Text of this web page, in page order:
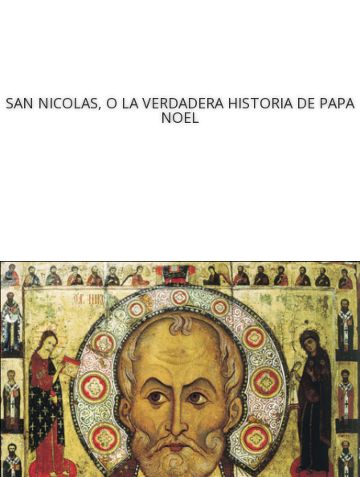
SAN NICOLAS, O LA VERDADERA HISTORIA DE PAPA
NOEL